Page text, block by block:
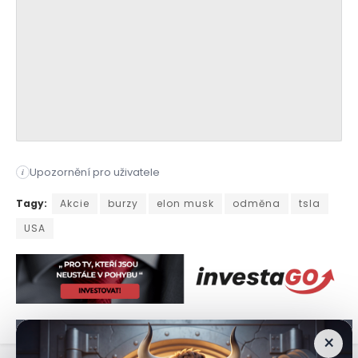
i Upozornění pro uživatele
Nový plán přináší vyšší hlasovací práva, ambiciózní cíle a
Tagy: Akcie burzy elon musk odměna
tsla
USA
×